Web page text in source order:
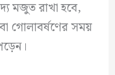
মজুত রাখা হবে,
গোলাবর্ষণের সময়